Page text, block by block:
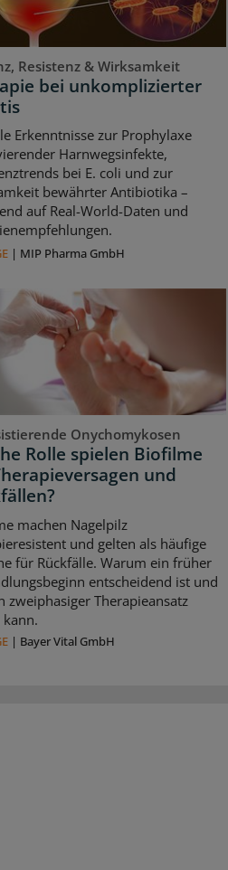
Resistenz & Wirksamkeit
bei unkomplizierter
Erkenntnisse zur Prophylaxe
Harnwegsinfekte,
bei E. coli und zur
bewährter Antibiotika –
auf Real-World-Daten und
| MIP Pharma GmbH
Onychomykosen
Rolle spielen Biofilme
und
machen Nagelpilz
und gelten als häufige
für Rückfälle. Warum ein früher
entscheidend ist und
zweiphasiger Therapieansatz
| Bayer Vital GmbH